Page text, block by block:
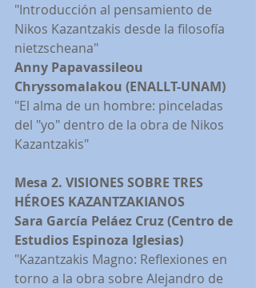
"Introducción al pensamiento de
Nikos Kazantzakis desde la filosofía
nietzscheana"
Anny Papavassileou
Chryssomalakou (ENALLT-UNAM)
"El alma de un hombre: pinceladas
del "yo" dentro de la obra de Nikos
Kazantzakis"
Mesa 2. VISIONES SOBRE TRES
HÉROES KAZANTZAKIANOS
Sara García Peláez Cruz (Centro de
Estudios Espinoza Iglesias)
"Kazantzakis Magno: Reflexiones en
torno a la obra sobre Alejandro de